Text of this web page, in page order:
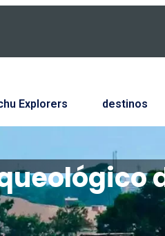
Explorers destinos